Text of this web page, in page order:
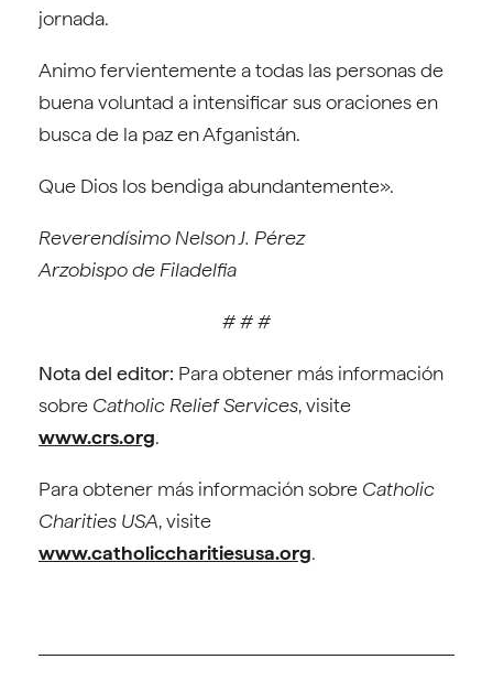
jornada.
Animo fervientemente a todas las personas de
buena voluntad a intensificar sus oraciones en
busca de la paz en Afganistán.
Que Dios los bendiga abundantemente».
Reverendísimo Nelson J. Pérez
Arzobispo de Filadelfia
# # #
Nota del editor: Para obtener más información
sobre Catholic Relief Services, visite
www.crs.org.
Para obtener más información sobre Catholic
Charities USA, visite
www.catholiccharitiesusa.org.